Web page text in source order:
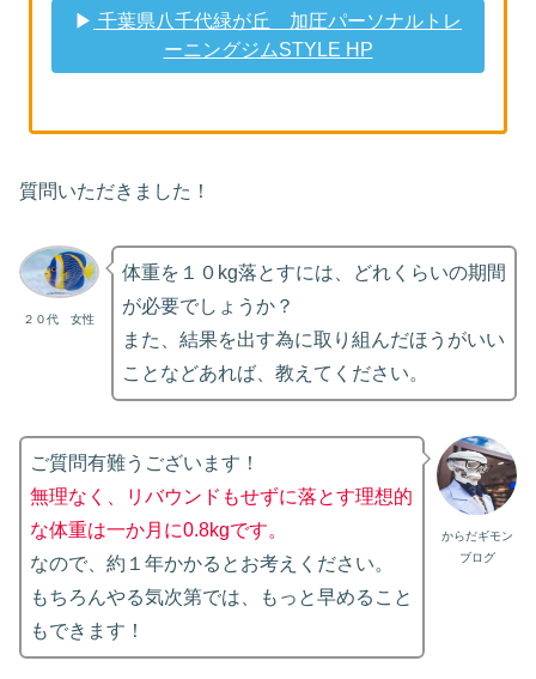
▶︎ 千葉県八千代緑が丘 加圧パーソナルトレ
ーニングジムSTYLE HP
質問いただきました！
２０代 女性
体重を１０kg落とすには、どれくらいの期間
が必要でしょうか？
また、結果を出す為に取り組んだほうがいい
ことなどあれば、教えてください。
からだギモン
ブログ
ご質問有難うございます！
無理なく、リバウンドもせずに落とす理想的
な体重は一か月に0.8kgです。
なので、約１年かかるとお考えください。
もちろんやる気次第では、もっと早めること
もできます！